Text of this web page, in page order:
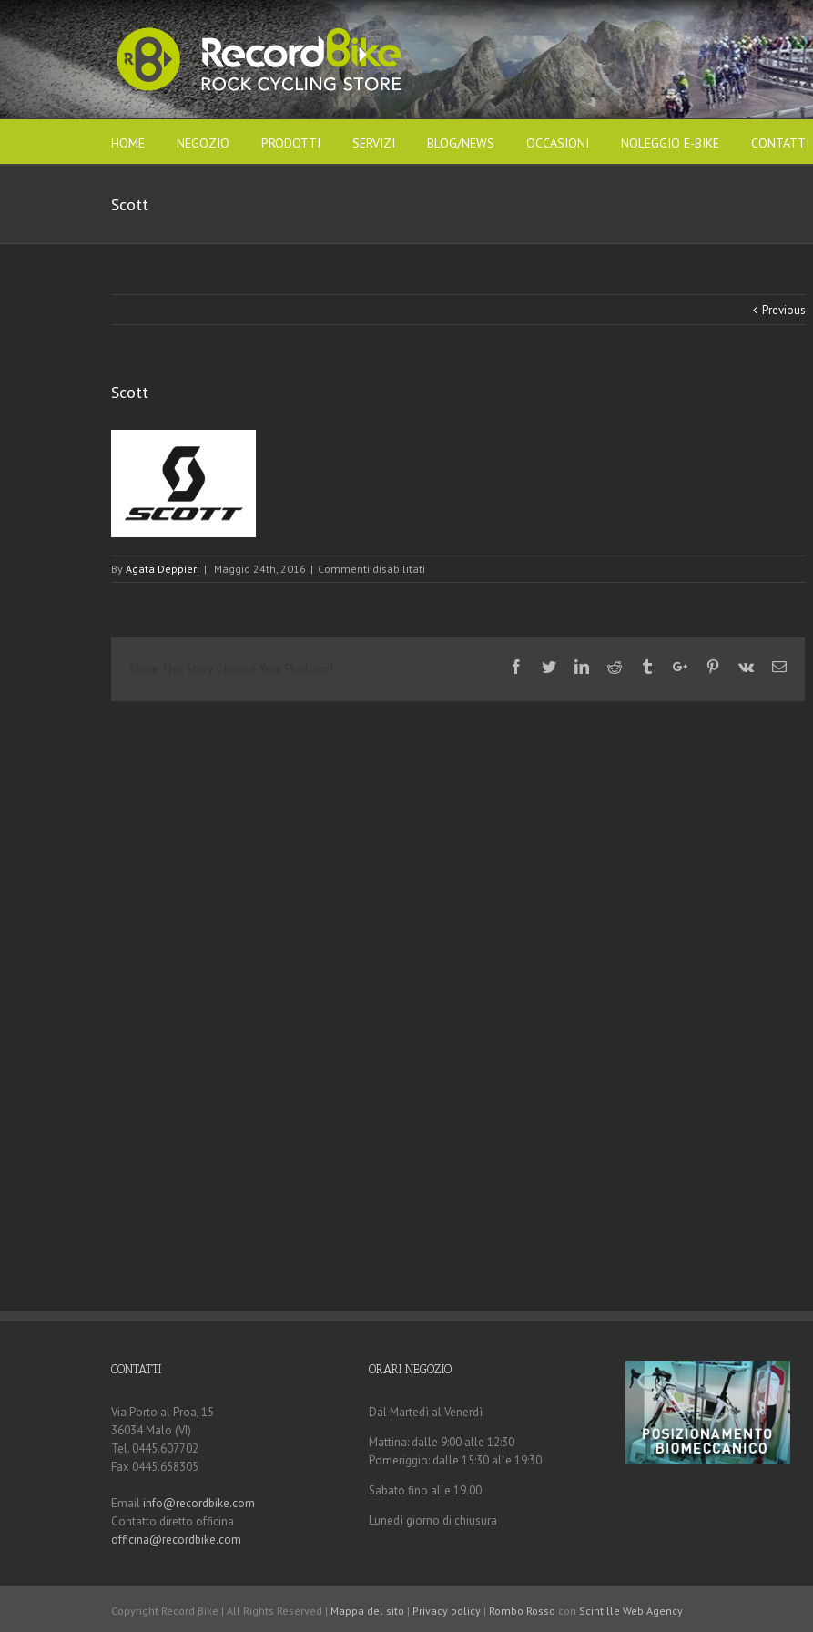
HOME NEGOZIO PRODOTTI SERVIZI BLOG/NEWS OCCASIONI NOLEGGIO E-BIKE CONTATTI
Scott
Previous
Scott
By Agata Deppieri | Maggio 24th, 2016 | Commenti disabilitati
Facebook
TwitterLinkedinReddit TumblrGoogle+Pinterest
Vk Email
CONTATTI
Via Porto al Proa, 15
36034 Malo (VI)
Tel. 0445.607702
Fax 0445.658305
Email info@recordbike.com
Contatto diretto officina
officina@recordbike.com
ORARI NEGOZIO
Dal Martedì al Venerdì
Mattina: dalle 9:00 alle 12:30
Pomeriggio: dalle 15:30 alle 19:30
Sabato fino alle 19.00
Lunedì giorno di chiusura
Copyright Record Bike | All Rights Reserved | Mappa del sito | Privacy policy | Rombo Rosso con Scintille Web Agency